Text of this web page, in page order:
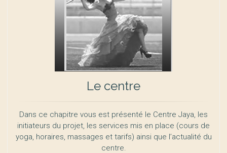
Le centre
Dans ce chapitre vous est présenté le Centre Jaya, les
initiateurs du projet, les services mis en place (cours de
yoga, horaires, massages et tarifs) ainsi que l’actualité du
centre.